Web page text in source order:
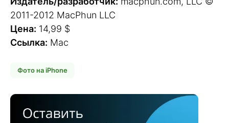
2011-2012 MacPhun LLC
Цена: 14,99 $
Ссылка: Mac
Фото на iPhone